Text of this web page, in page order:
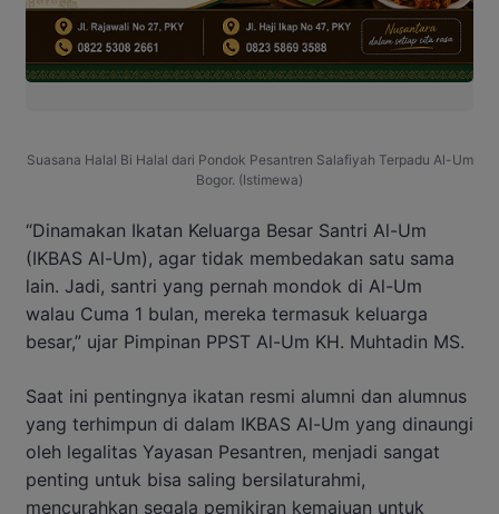
Suasana Halal Bi Halal dari Pondok Pesantren Salafiyah Terpadu Al-Um
Bogor. (Istimewa)
“Dinamakan Ikatan Keluarga Besar Santri Al-Um
(IKBAS Al-Um), agar tidak membedakan satu sama
lain. Jadi, santri yang pernah mondok di Al-Um
walau Cuma 1 bulan, mereka termasuk keluarga
besar,” ujar Pimpinan PPST Al-Um KH. Muhtadin MS.
Saat ini pentingnya ikatan resmi alumni dan alumnus
yang terhimpun di dalam IKBAS Al-Um yang dinaungi
oleh legalitas Yayasan Pesantren, menjadi sangat
penting untuk bisa saling bersilaturahmi,
mencurahkan segala pemikiran kemajuan untuk